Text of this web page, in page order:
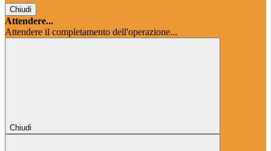
Chiudi
Attendere...
Attendere il completamento dell'operazione...
Chiudi